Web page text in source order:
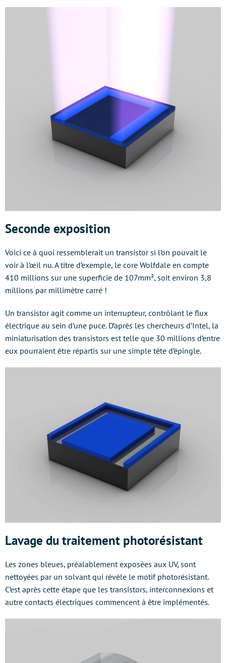
Seconde exposition
Voici ce à quoi ressemblerait un transistor si l’on pouvait le
voir à l’œil nu. A titre d’exemple, le core Wolfdale en compte
410 millions sur une superficie de 107mm², soit environ 3,8
millions par millimètre carré !
Un transistor agit comme un interrupteur, contrôlant le flux
électrique au sein d’une puce. D’après les chercheurs d’Intel, la
miniaturisation des transistors est telle que 30 millions d’entre
eux pourraient être répartis sur une simple tête d’épingle.
Lavage du traitement photorésistant
Les zones bleues, préalablement exposées aux UV, sont
nettoyées par un solvant qui révèle le motif photorésistant.
C’est après cette étape que les transistors, interconnexions et
autre contacts électriques commencent à être implémentés.